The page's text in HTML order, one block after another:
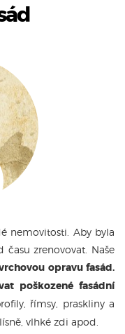
nemovitosti. Aby byla
zrenovovat. Naše
opravu fasád.
poškozené fasádní
římsy, praskliny a
vlhké zdi apod.